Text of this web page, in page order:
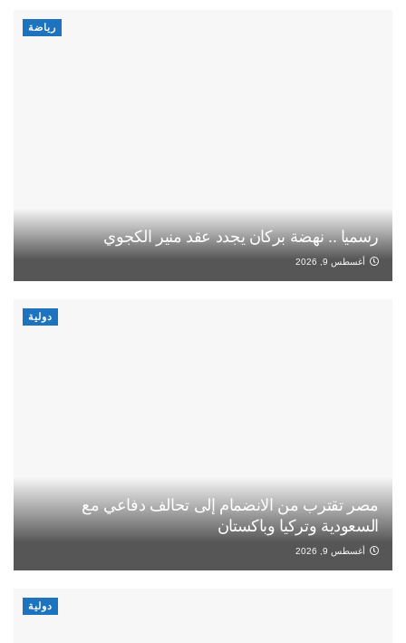
رياضة
رسميا .. نهضة بركان يجدد عقد منير الكجوي
أغسطس 9, 2026
دولية
مصر تقترب من الانضمام إلى تحالف دفاعي مع
السعودية وتركيا وباكستان
أغسطس 9, 2026
دولية